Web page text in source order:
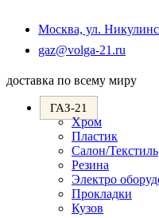
Москва, ул.
gaz@volga-21.ru
вашем
доставка по всему миру
ГАЗ-21
Хром
Пластик
Салон/Текстиль
Резина
Электро
Прокладки
Кузов